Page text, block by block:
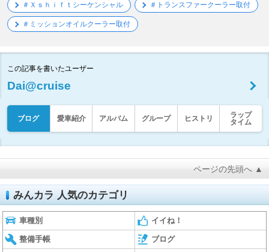
＃Ｘｓｈｉｆｔシーケンシャル ＃トランスファークーラー取付
＃ミッションオイルクーラー取付
この記事を書いたユーザー
Dai@cruise
ブログ 愛車紹介 アルバム グループ ヒストリ
ラップ
タイム
ページの先頭へ ▲
みんカラ 人気のカテゴリ
車種別 イイね！
整備手帳 ブログ